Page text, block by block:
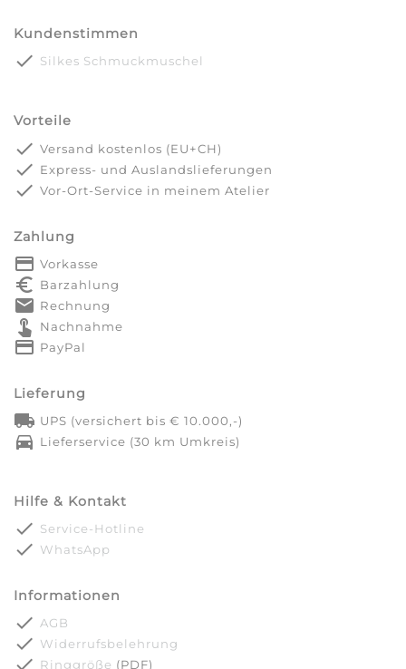
Kundenstimmen
done Silkes Schmuckmuschel
Vorteile
done Versand kostenlos (EU+CH)
done Express- und Auslandslieferungen
done Vor-Ort-Service in meinem Atelier
Zahlung
payment Vorkasse
euro_symbol Barzahlung
markunread Rechnung
touch_app Nachnahme
credit_card PayPal
Lieferung
local_shipping UPS (versichert bis € 10.000,-)
directions_car Lieferservice (30 km Umkreis)
Hilfe & Kontakt
done Service-Hotline
done WhatsApp
Informationen
done AGB
done Widerrufsbelehrung
Ringgröße (PDF)